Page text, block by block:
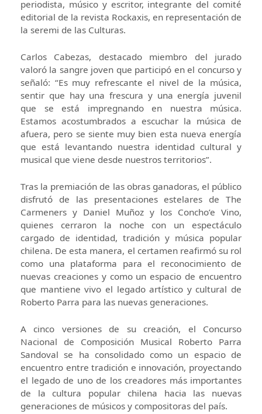
periodista, músico y escritor, integrante del comité
editorial de la revista Rockaxis, en representación de
la seremi de las Culturas.
Carlos Cabezas, destacado miembro del jurado
valoró la sangre joven que participó en el concurso y
señaló: “Es muy refrescante el nivel de la música,
sentir que hay una frescura y una energía juvenil
que se está impregnando en nuestra música.
Estamos acostumbrados a escuchar la música de
afuera, pero se siente muy bien esta nueva energía
que está levantando nuestra identidad cultural y
musical que viene desde nuestros territorios”.
Tras la premiación de las obras ganadoras, el público
disfrutó de las presentaciones estelares de The
Carmeners y Daniel Muñoz y los Concho’e Vino,
quienes cerraron la noche con un espectáculo
cargado de identidad, tradición y música popular
chilena. De esta manera, el certamen reafirmó su rol
como una plataforma para el reconocimiento de
nuevas creaciones y como un espacio de encuentro
que mantiene vivo el legado artístico y cultural de
Roberto Parra para las nuevas generaciones.
A cinco versiones de su creación, el Concurso
Nacional de Composición Musical Roberto Parra
Sandoval se ha consolidado como un espacio de
encuentro entre tradición e innovación, proyectando
el legado de uno de los creadores más importantes
de la cultura popular chilena hacia las nuevas
generaciones de músicos y compositoras del país.